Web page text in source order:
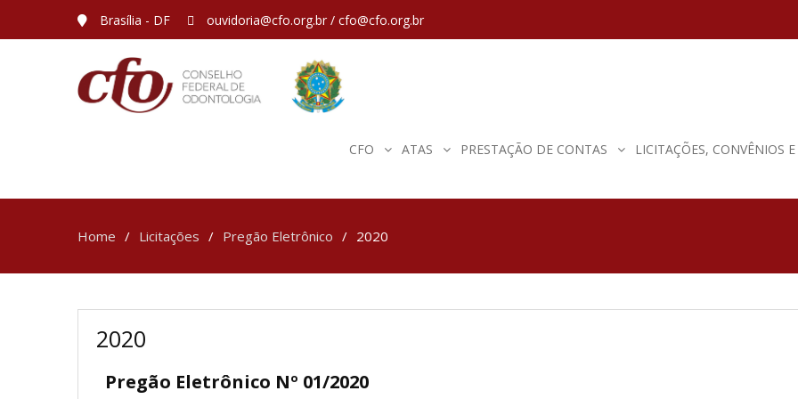
Brasília - DF ouvidoria@cfo.org.br / cfo@cfo.org.br
CFO ATAS PRESTAÇÃO DE CONTAS LICITAÇÕES, CONVÊNIOS
Home Licitações Pregão Eletrônico 2020
2020
Pregão Eletrônico Nº 01/2020